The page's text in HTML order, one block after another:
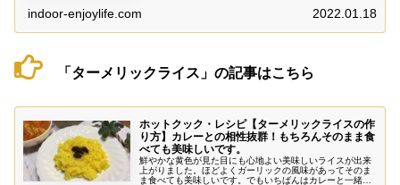
効果が広がる感じがしてきます。
indoor-enjoylife.com 2022.01.18
「ターメリックライス」の記事はこちら
ホットクック・レシピ【ターメリックライスの作
り方】カレーとの相性抜群！もちろんそのまま食
べても美味しいです。
鮮やかな黄色が見た目にも心地よい美味しいライスが出来
上がりました。ほどよくガーリックの風味があってそのま
ま食べても美味しいです。でもいちばんはカレーと一緒に